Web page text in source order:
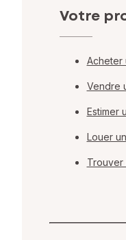
Votre
Acheter
Vendre
Estimer
Louer
Trouver